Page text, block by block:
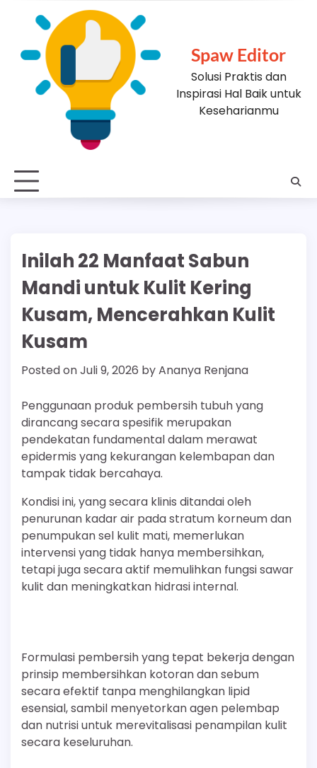
Spaw Editor
Solusi Praktis dan
Inspirasi Hal Baik untuk
Keseharianmu
Inilah 22 Manfaat Sabun
Mandi untuk Kulit Kering
Kusam, Mencerahkan Kulit
Kusam
Posted onJuli 9, 2026 byAnanya Renjana
Penggunaan produk pembersih tubuh yang
dirancang secara spesifik merupakan
pendekatan fundamental dalam merawat
epidermis yang kekurangan kelembapan dan
tampak tidak bercahaya.
Kondisi ini, yang secara klinis ditandai oleh
penurunan kadar air pada stratum korneum dan
penumpukan sel kulit mati, memerlukan
intervensi yang tidak hanya membersihkan,
tetapi juga secara aktif memulihkan fungsi sawar
kulit dan meningkatkan hidrasi internal.
Formulasi pembersih yang tepat bekerja dengan
prinsip membersihkan kotoran dan sebum
secara efektif tanpa menghilangkan lipid
esensial, sambil menyetorkan agen pelembap
dan nutrisi untuk merevitalisasi penampilan kulit
secara keseluruhan.